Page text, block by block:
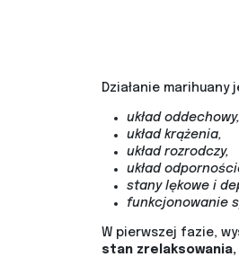
Działanie
układ oddechowy,
układ krążenia,
układ rozrodczy,
układ
stany lękowe i
funkcjonowanie
W pierwszej fazie,
stan